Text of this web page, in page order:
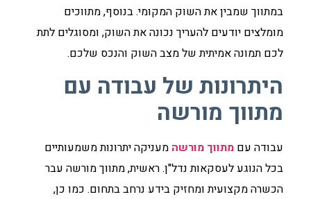
במתווך שמבין את השוק המקומי. בנוסף, מתווכים
מומלצים יודעים להעריך נכונה את השוק, ומסוגלים לתת
לכם תמונה אמיתית של מצב השוק והנכס שלכם.
היתרונות של עבודה עם
מתווך מורשה
עבודה עם מתווך מורשה מעניקה יתרונות משמעותיים
בכל הנוגע לעסקאות נדל"ן. ראשית, מתווך מורשה עבר
הכשרה מקצועית ומחזיק בידע נרחב בתחום. כמו כן,